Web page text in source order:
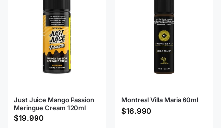
Just Juice Mango Passion
Meringue Cream 120ml
$19.990
Montreal Villa Maria 60ml
$16.990